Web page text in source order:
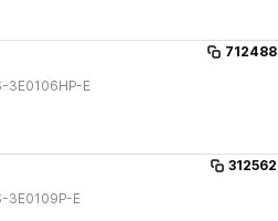
712488
3E0106HP-E
312562
3E0109P-E